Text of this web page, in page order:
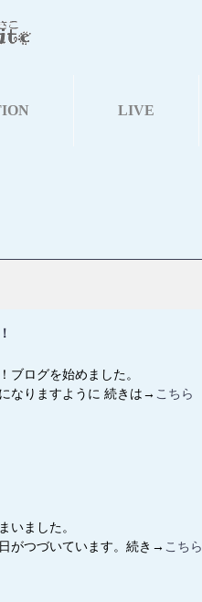
LIVE
ブログを始めました。
なりますように 続きは→ こちら
いました。
がつづいています。続き→ こちら